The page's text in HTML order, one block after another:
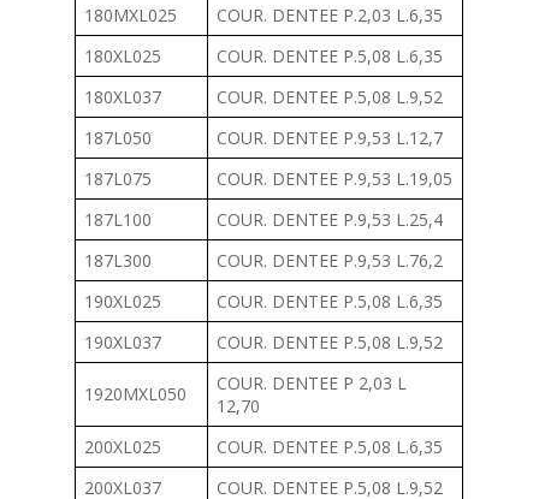
180MXL025
COUR. DENTEE P.2,03 L.6,35
180XL025
COUR. DENTEE P.5,08 L.6,35
180XL037
COUR. DENTEE P.5,08 L.9,52
187L050
COUR. DENTEE P.9,53 L.12,7
187L075
COUR. DENTEE P.9,53 L.19,05
187L100
COUR. DENTEE P.9,53 L.25,4
187L300
COUR. DENTEE P.9,53 L.76,2
190XL025
COUR. DENTEE P.5,08 L.6,35
190XL037
COUR. DENTEE P.5,08 L.9,52
1920MXL050
COUR. DENTEE P 2,03 L
12,70
200XL025
COUR. DENTEE P.5,08 L.6,35
200XL037
COUR. DENTEE P.5,08 L.9,52